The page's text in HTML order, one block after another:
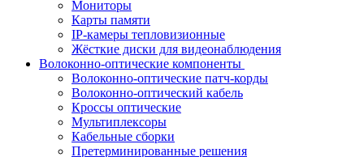
Мониторы
Карты памяти
IP-камеры тепловизионные
Жёсткие диски для видеонаблюдения
Волоконно-оптические компоненты
Волоконно-оптические патч-корды
Волоконно-оптический кабель
Кроссы оптические
Мультиплексоры
Кабельные сборки
Претерминированные решения